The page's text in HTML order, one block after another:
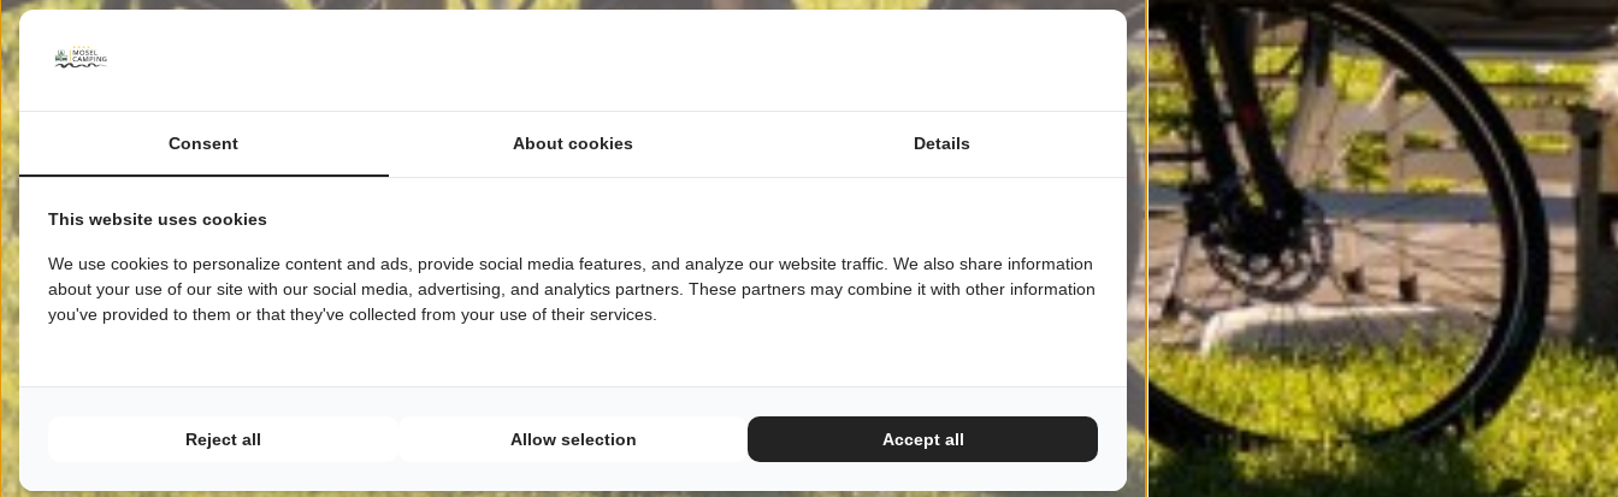
Consent About cookies Details
This website uses cookies
We use cookies to personalize content and ads, provide social media features, and analyze our website traffic. We also share information
about your use of our site with our social media, advertising, and analytics partners. These partners may combine it with other information
you've provided to them or that they've collected from your use of their services.
Reject all Allow selection Accept all